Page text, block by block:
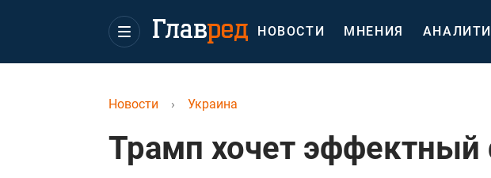
НОВОСТИ МНЕНИЯ
Новости › Украина
Трамп хочет эффектный